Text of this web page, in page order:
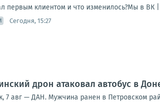
первым клиентом и что изменилось?Мы в ВК
Сегодня, 15:27
дрон атаковал автобус в
7 авг — ДАН. Мужчина ранен в Петровском